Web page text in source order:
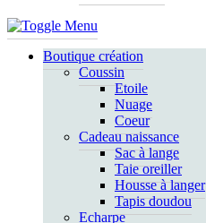
Boutique création
Coussin
Etoile
Nuage
Coeur
Cadeau naissance
Sac à lange
Taie oreiller
Housse à langer
Tapis doudou
Echarpe